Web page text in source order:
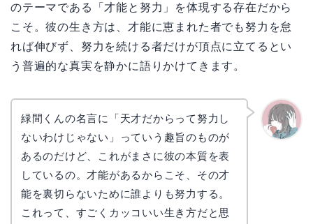
のテーマである「才能と努力」を体現する存在だから
こそ。彼の生き方は、才能に恵まれた者でも努力を怠
れば伸びず、努力を続ける者だけが頂点に立てるとい
う普遍的な真実を静かに語りかけてきます。
緑間くんの名言に「天才だからって努力し
ないわけじゃない」っていう趣旨のものが
あるのだけど、これがまさに彼の本質を表
しているの。才能があるからこそ、その才
能を裏切らないために誰よりも努力する。
これって、すごくカッコいい生き方だと思